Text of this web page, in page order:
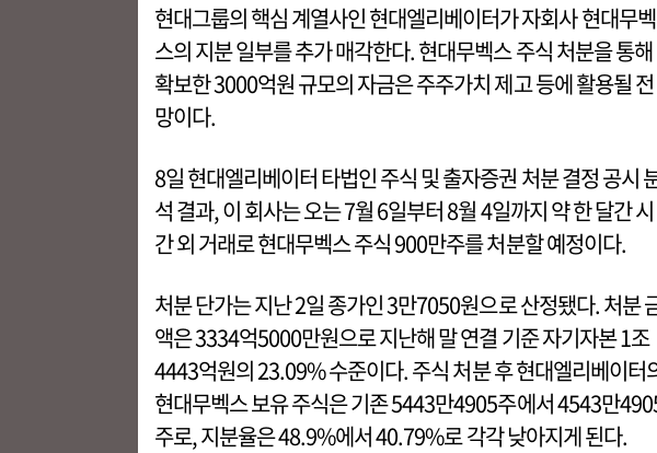
현대그룹의 핵심 계열사인 현대엘리베이터가 자회사 현대무벡
스의 지분 일부를 추가 매각한다. 현대무벡스 주식 처분을 통해
확보한 3000억원 규모의 자금은 주주가치 제고 등에 활용될 전
망이다.
8일 현대엘리베이터 타법인 주식 및 출자증권 처분 결정 공시
석 결과, 이 회사는 오는 7월 6일부터 8월 4일까지 약 한 달간 시
간 외 거래로 현대무벡스 주식 900만주를 처분할 예정이다.
처분 단가는 지난 2일 종가인 3만7050원으로 산정됐다. 처분
액은 3334억5000만원으로 지난해 말 연결 기준 자기자본 1조
4443억원의 23.09% 수준이다. 주식 처분 후 현대엘리베이터
현대무벡스 보유 주식은 기존 5443만4905주에서 4543만
주로, 지분율은 48.9%에서 40.79%로 각각 낮아지게 된다.